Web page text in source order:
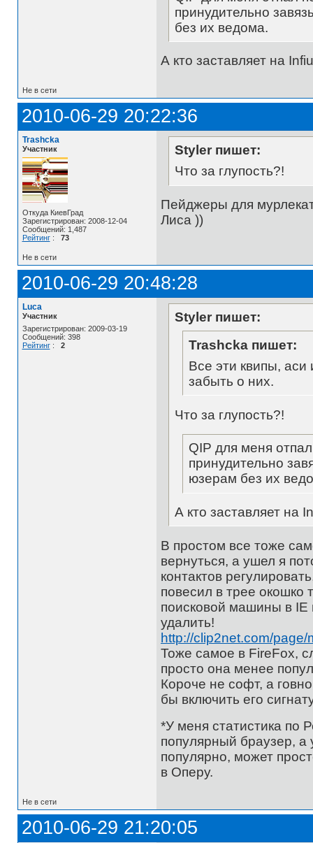
принудительно
без их ведома.
А кто заставляет на
Не в сети
2010-06-29 20:22:36
Trashcka
Участник
Откуда КиевГрад
Зарегистрирован: 2008-12-04
Сообщений: 1,487
Рейтинг: 73
Styler пишет:
Что за глупость?!
Пейджеры для
Лиса ))
Не в сети
2010-06-29 20:48:28
Luca
Участник
Зарегистрирован: 2009-03-19
Сообщений: 398
Рейтинг: 2
Styler пишет:
Trashcka пишет:
Все эти квипы,
забыть о них.
Что за глупость?!
QIP для меня
принудительно
юзерам без их
А кто заставляет на
В простом все тоже
вернуться, а ушел я
контактов
повесил в трее окошко
поисковой машины в IE
удалить!
http://clip2net.com/page/
Тоже самое в FireFox,
просто она менее
Короче не софт, а
бы включить его
*У меня статистика по
популярный браузер, а
популярно, может
в Оперу.
Не в сети
2010-06-29 21:20:05